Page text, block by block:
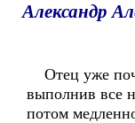
Александр
Отец уже
выполнив все
потом